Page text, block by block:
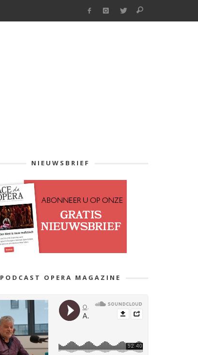
NIEUWSBRIEF
PODCAST OPERA MAGAZINE